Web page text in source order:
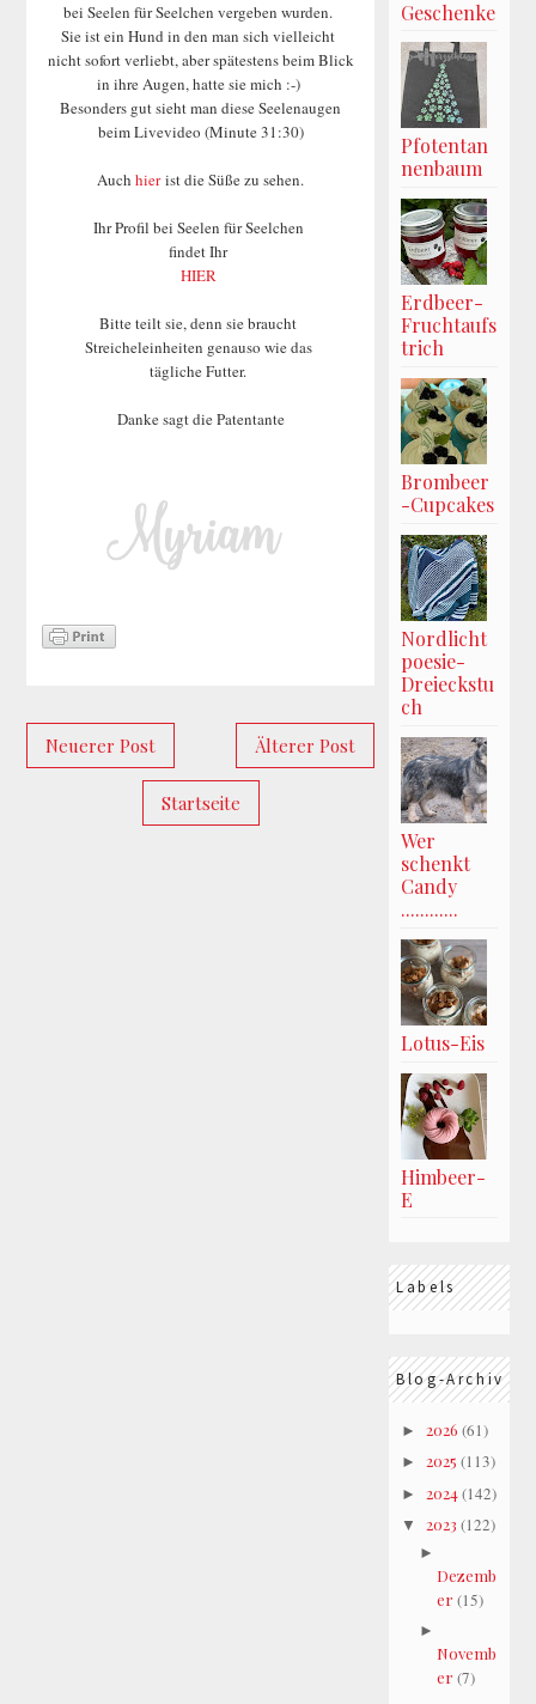
bei Seelen für Seelchen vergeben wurden.
Sie ist ein Hund in den man sich vielleicht
nicht sofort verliebt, aber spätestens beim Blick
in ihre Augen, hatte sie mich :-)
Besonders gut sieht man diese Seelenaugen
beim Livevideo (Minute 31:30)
Auchhierist die Süße zu sehen.
Ihr Profil bei Seelen für Seelchen
findet Ihr
HIER
Bitte teilt sie, denn sie braucht
Streicheleinheiten genauso wie das
tägliche Futter.
Danke sagt die Patentante
Neuerer Post Älterer Post
Startseite
Geschenke
Pfotentan
nenbaum
Erdbeer-
Fruchtaufs
trich
Brombeer
-Cupcakes
Nordlicht
poesie-
Dreieckstu
ch
Wer
schenkt
Candy
............
Lotus-Eis
Himbeer-
E
Labels
Blog-Archiv
► 2026 (61)
► 2025 (113)
► 2024(142)
▼ 2023 (122)
►
Dezemb
er(15)
►
Novemb
er(7)